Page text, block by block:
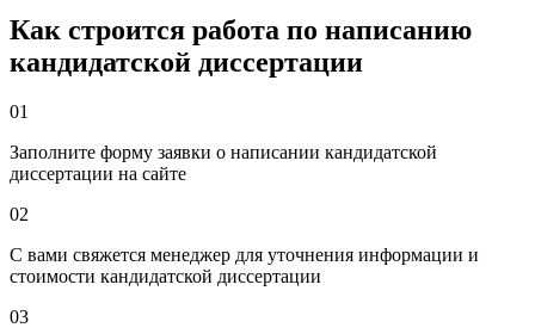
Как строится работа по написанию
кандидатской диссертации
01
Заполните форму заявки о написании кандидатской
диссертации на сайте
02
С вами свяжется менеджер для уточнения информации и
стоимости кандидатской диссертации
03